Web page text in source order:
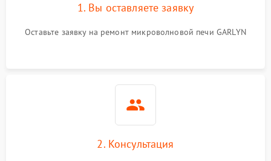
1. Вы оставляете заявку
Оставьте заявку на ремонт микроволновой печи GARLYN
2. Консультация